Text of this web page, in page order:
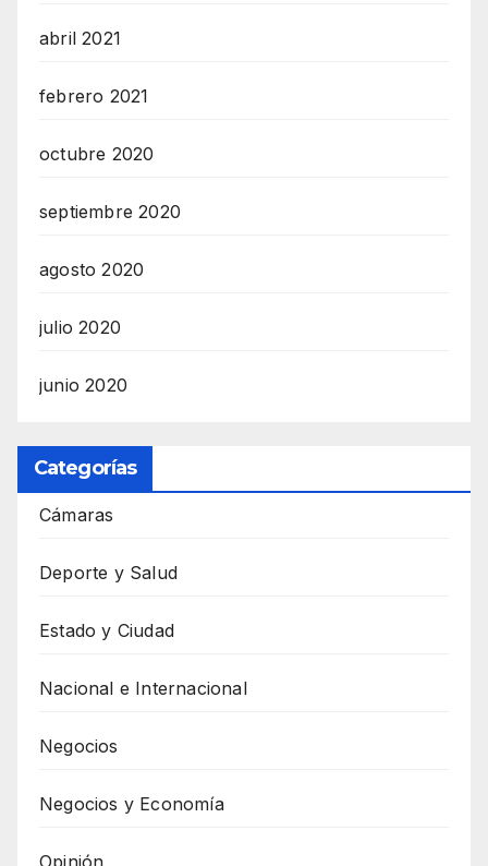
abril 2021
febrero 2021
octubre 2020
septiembre 2020
agosto 2020
julio 2020
junio 2020
Categorías
Cámaras
Deporte y Salud
Estado y Ciudad
Nacional e Internacional
Negocios
Negocios y Economía